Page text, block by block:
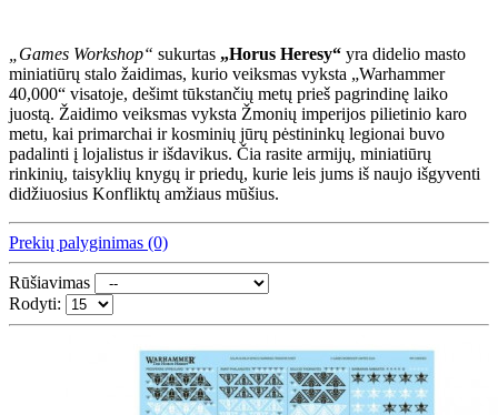
„Games Workshop“ sukurtas „Horus Heresy“ yra didelio masto
miniatiūrų stalo žaidimas, kurio veiksmas vyksta „Warhammer
40,000“ visatoje, dešimt tūkstančių metų prieš pagrindinę laiko
juostą. Žaidimo veiksmas vyksta Žmonių imperijos pilietinio karo
metu, kai primarchai ir kosminių jūrų pėstininkų legionai buvo
padalinti į lojalistus ir išdavikus. Čia rasite armijų, miniatiūrų
rinkinių, taisyklių knygų ir priedų, kurie leis jums iš naujo išgyventi
didžiuosius Konfliktų amžiaus mūšius.
Prekių palyginimas (0)
Rūšiavimas
Rodyti: